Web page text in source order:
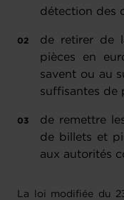
détection des
de retirer de
pièces en
savent ou au
suffisantes de
de remettre
de billets et
aux autorités
La loi modifiée du